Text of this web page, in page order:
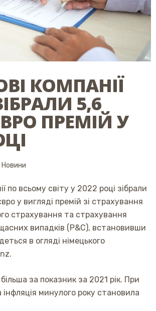
КОМПАНІЇ
5,6
ПРЕМІЙ У
Новини
по всьому світу у 2022 році зібрали
у вигляді премій зі страхування
страхування та страхування
випадків (P&C), встановивши
в огляді німецького
за показник за 2021 рік. При
інфляція минулого року становила